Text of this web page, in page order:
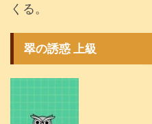
くる。
翠の誘惑 上級